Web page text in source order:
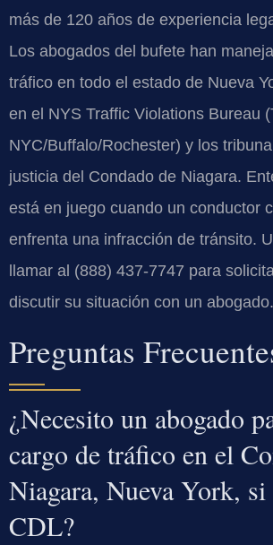
más de 120 años de experiencia
Los abogados del bufete han
tráfico en todo el estado de Nueva
en el NYS Traffic Violations Bureau
NYC/Buffalo/Rochester) y los
justicia del Condado de Niagara.
está en juego cuando un conductor
enfrenta una infracción de tránsito.
llamar al (888) 437-7747 para
discutir su situación con un abogado.
Preguntas
¿Necesito un abogado
cargo de tráfico en el
Niagara, Nueva York, si
CDL?